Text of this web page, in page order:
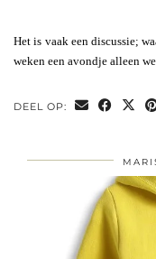
Het is vaak een discussie;
weken een avondje alleen
DEEL OP: